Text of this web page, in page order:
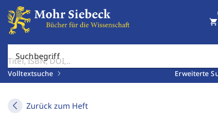
Suchbegriff
Volltextsuche Erweiterte
shopping_cart
Zurück zum Heft